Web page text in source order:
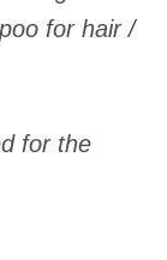
for hair /
for the